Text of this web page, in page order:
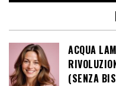
ACQUA
(SENZA